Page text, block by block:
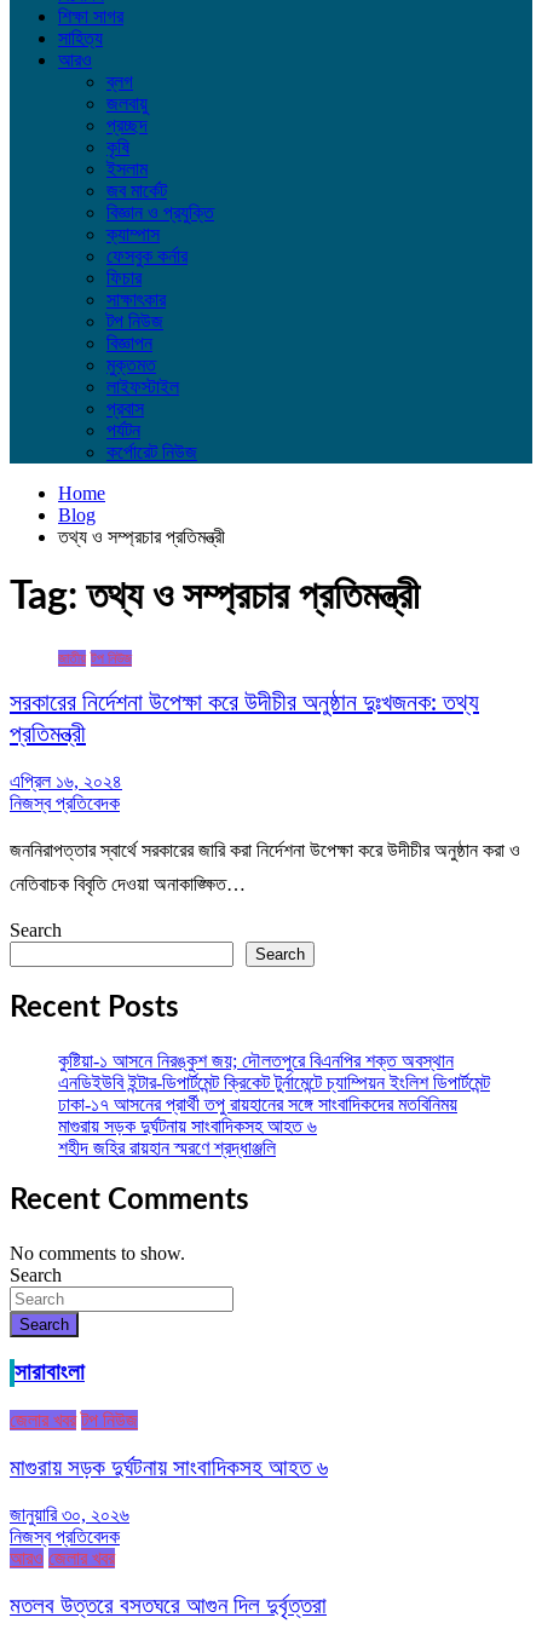
শিক্ষা সাগর
সাহিত্য
আরও
ব্লগ
জলবায়ু
প্রচ্ছদ
কৃষি
ইসলাম
জব মার্কেট
বিজ্ঞান ও প্রযুক্তি
ক্যাম্পাস
ফেসবুক কর্নার
ফিচার
সাক্ষাৎকার
টপ নিউজ
বিজ্ঞাপন
মুক্তমত
লাইফস্টাইল
প্রবাস
পর্যটন
কর্পোরেট নিউজ
Home
Blog
তথ্য ও সম্প্রচার প্রতিমন্ত্রী
Tag:তথ্য ও সম্প্রচার প্রতিমন্ত্রী
জাতীয় টপ নিউজ
সরকারের নির্দেশনা উপেক্ষা করে উদীচীর অনুষ্ঠান দুঃখজনক: তথ্য
প্রতিমন্ত্রী
এপ্রিল ১৬, ২০২৪
নিজস্ব প্রতিবেদক
জননিরাপত্তার স্বার্থে সরকারের জারি করা নির্দেশনা উপেক্ষা করে উদীচীর অনুষ্ঠান করা ও
নেতিবাচক বিবৃতি দেওয়া অনাকাঙ্ক্ষিত…
Search
Search
Recent Posts
কুষ্টিয়া-১ আসনে নিরঙ্কুশ জয়; দৌলতপুরে বিএনপির শক্ত অবস্থান
এনডিইউবি ইন্টার-ডিপার্টমেন্ট ক্রিকেট টুর্নামেন্টে চ্যাম্পিয়ন ইংলিশ ডিপার্টমেন্ট
ঢাকা-১৭ আসনের প্রার্থী তপু রায়হানের সঙ্গে সাংবাদিকদের মতবিনিময়
মাগুরায় সড়ক দুর্ঘটনায় সাংবাদিকসহ আহত ৬
শহীদ জহির রায়হান স্মরণে শ্রদ্ধাঞ্জলি
Recent Comments
No comments to show.
Search
Search
সারাবাংলা
জেলার খবর টপ নিউজ
মাগুরায় সড়ক দুর্ঘটনায় সাংবাদিকসহ আহত ৬
জানুয়ারি ৩০, ২০২৬
নিজস্ব প্রতিবেদক
আরও জেলার খবর
মতলব উত্তরে বসতঘরে আগুন দিল দুর্বৃত্তরা